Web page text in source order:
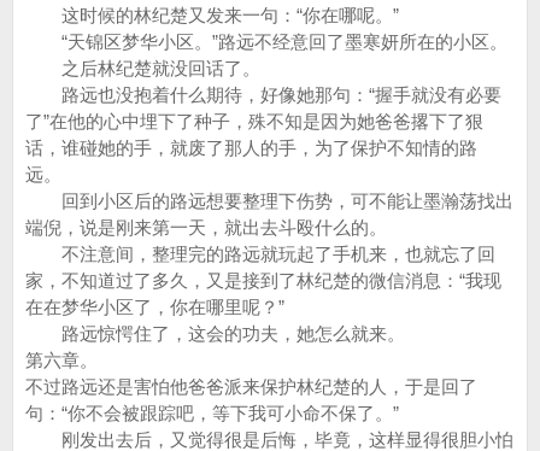
这时候的林纪楚又发来一句：“你在哪呢。”
“天锦区梦华小区。”路远不经意回了墨寒妍所在的小区。
之后林纪楚就没回话了。
路远也没抱着什么期待，好像她那句：“握手就没有必要
了”在他的心中埋下了种子，殊不知是因为她爸爸撂下了狠
话，谁碰她的手，就废了那人的手，为了保护不知情的路
远。
回到小区后的路远想要整理下伤势，可不能让墨瀚荡找出
端倪，说是刚来第一天，就出去斗殴什么的。
不注意间，整理完的路远就玩起了手机来，也就忘了回
家，不知道过了多久，又是接到了林纪楚的微信消息：“我现
在在梦华小区了，你在哪里呢？”
路远惊愕住了，这会的功夫，她怎么就来。
第六章。
不过路远还是害怕他爸爸派来保护林纪楚的人，于是回了
句：“你不会被跟踪吧，等下我可小命不保了。”
刚发出去后，又觉得很是后悔，毕竟，这样显得很胆小怕